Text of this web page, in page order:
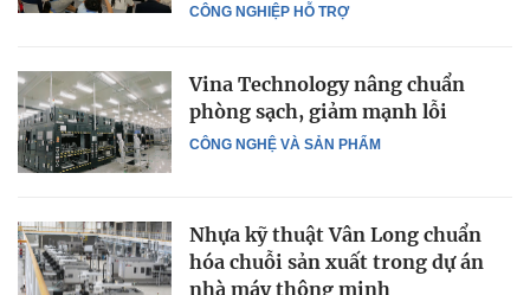
CÔNG NGHIỆP HỖ TRỢ
CÔNG NGHỆ VÀ SẢN PHẨM
Vina Technology nâng chuẩn
phòng sạch, giảm mạnh lỗi
Nhựa kỹ thuật Vân Long chuẩn
hóa chuỗi sản xuất trong dự án
nhà máy thông minh